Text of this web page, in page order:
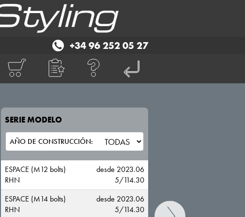
+34 96 252 05 27
SERIE MODELO
ESPACE (M12 bolts)
RHN
desde 2023.06
5/114.30
ESPACE (M14 bolts)
RHN
desde 2023.06
5/114.30